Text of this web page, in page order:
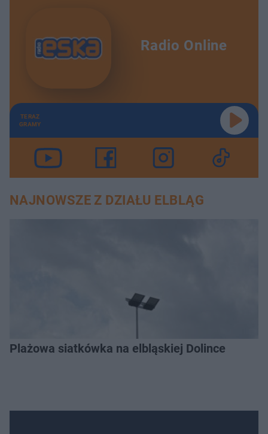
Radio Online
TERAZ
GRAMY
NAJNOWSZE Z DZIAŁU ELBLĄG
Plażowa siatkówka na elbląskiej Dolince